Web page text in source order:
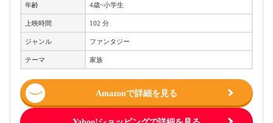
年齢 4歳~小学生
上映時間 102 分
ジャンル ファンタジー
テーマ 家族
Amazonで詳細を見る